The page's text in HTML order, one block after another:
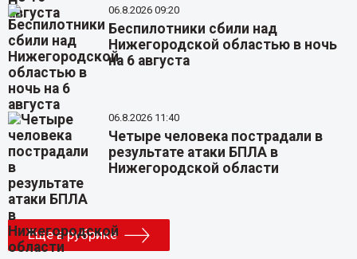
06.8.2026 09:20
Беспилотники сбили над
Нижегородской областью в ночь
на 6 августа
06.8.2026 11:40
Четыре человека пострадали в
результате атаки БПЛА в
Нижегородской области
Еще в рубрике